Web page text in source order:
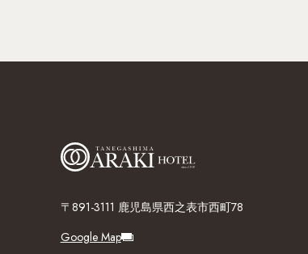
〒891-3111 鹿児島県西之表市西町78
Google Map